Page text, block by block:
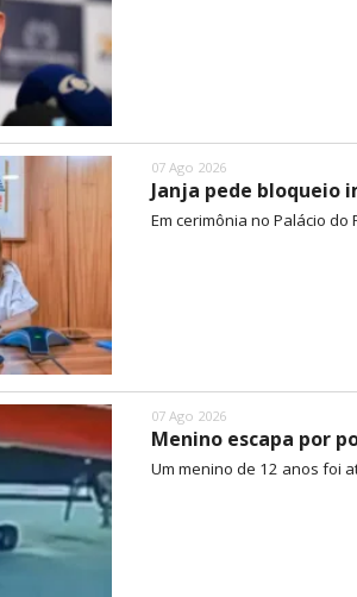
07 Ago 2026
Janja pede bloqueio
Em cerimônia no Palácio
07 Ago 2026
Menino escapa por
Um menino de 12 anos foi